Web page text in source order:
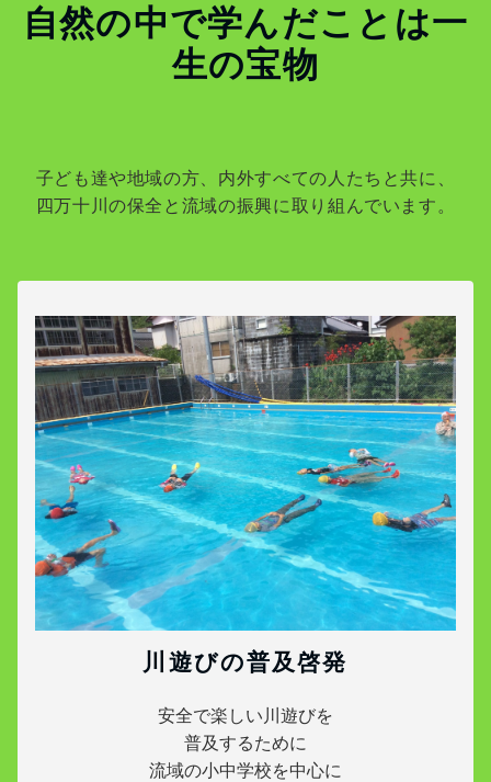
自然の中で学んだことは一
生の宝物
子ども達や地域の方、内外すべての人たちと共に、
四万十川の保全と流域の振興に取り組んでいます。
川遊びの普及啓発
安全で楽しい川遊びを
普及するために
流域の小中学校を中心に